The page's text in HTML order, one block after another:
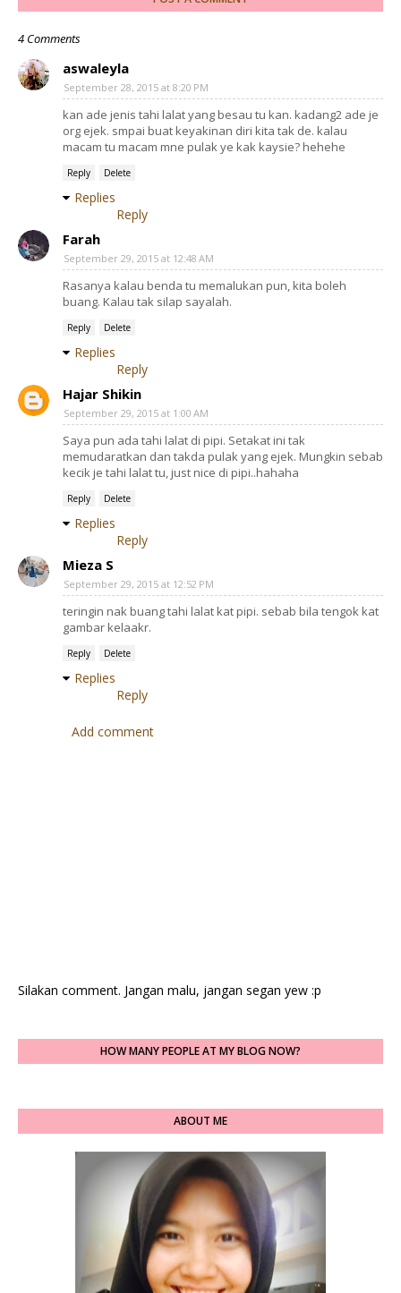
4 Comments
aswaleyla
September 28, 2015 at 8:20 PM
kan ade jenis tahi lalat yang besau tu kan. kadang2 ade je
org ejek. smpai buat keyakinan diri kita tak de. kalau
macam tu macam mne pulak ye kak kaysie? hehehe
Reply Delete
Replies
Reply
Farah
September 29, 2015 at 12:48 AM
Rasanya kalau benda tu memalukan pun, kita boleh
buang. Kalau tak silap sayalah.
Reply Delete
Replies
Reply
Hajar Shikin
September 29, 2015 at 1:00 AM
Saya pun ada tahi lalat di pipi. Setakat ini tak
memudaratkan dan takda pulak yang ejek. Mungkin sebab
kecik je tahi lalat tu, just nice di pipi..hahaha
Reply Delete
Replies
Reply
Mieza S
September 29, 2015 at 12:52 PM
teringin nak buang tahi lalat kat pipi. sebab bila tengok kat
gambar kelaakr.
Reply Delete
Replies
Reply
Add comment
Silakan comment. Jangan malu, jangan segan yew :p
HOW MANY PEOPLE AT MY BLOG NOW?
ABOUT ME